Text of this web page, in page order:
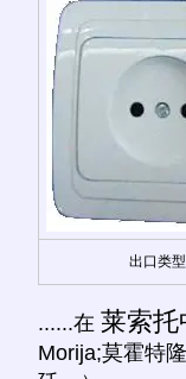
出口类
......在 莱索托
Morija;莫霍特